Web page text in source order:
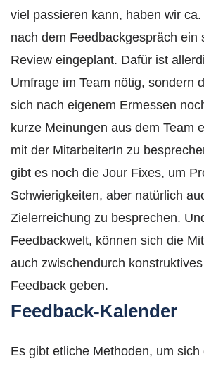
viel passieren kann, haben wir
nach dem Feedbackgespräch ein
Review eingeplant. Dafür ist
Umfrage im Team nötig, sondern
sich nach eigenem Ermessen
kurze Meinungen aus dem Team
mit der MitarbeiterIn zu
gibt es noch die Jour Fixes, um
Schwierigkeiten, aber natürlich
Zielerreichung zu besprechen.
Feedbackwelt, können sich die
auch zwischendurch
Feedback geben.
Feedback-Kalender
Es gibt etliche Methoden, um sich